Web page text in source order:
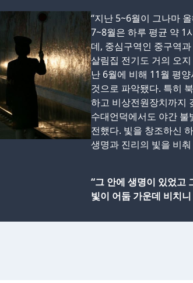
“지난 5~6월이 그나마
7~8월은 하루 평균 약 1
데, 중심구역인 중구역
살림집 전기도 거의 오
난 6월에 비해 11월 평
것으로 파악됐다. 특히
하고 비상전원장치까지
수대언덕에서도 야간
전했다. 빛을 창조하신
생명과 진리의 빛을 비
“그 안에 생명이 있었고
빛이 어둠 가운데 비치